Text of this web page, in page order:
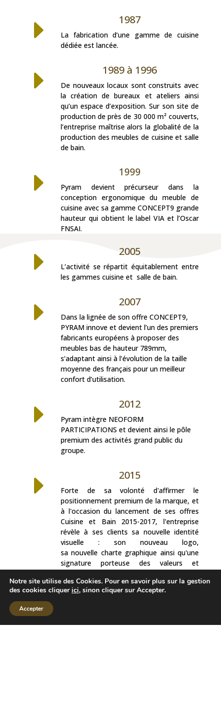
E 1987
La fabrication d’une gamme de cuisine
dédiée est lancée.
E 1989 à 1996
De nouveaux locaux sont construits avec
la création de bureaux et ateliers ainsi
qu’un espace d’exposition. Sur son site de
production de près de 30 000 m² couverts,
l’entreprise maîtrise alors la globalité de la
production des meubles de cuisine et salle
de bain.
E 1999
Pyram devient précurseur dans la
conception ergonomique du meuble de
cuisine avec sa gamme CONCEPT9 grande
hauteur qui obtient le label VIA et l’Oscar
FNSAI.
E 2005
L’activité se répartit équitablement entre
les gammes cuisine et salle de bain.
E 2007
Dans la lignée de son offre CONCEPT9,
PYRAM innove et devient l’un des premiers
fabricants européens à proposer des
meubles bas de hauteur 789mm,
s’adaptant ainsi à l’évolution de la taille
moyenne des français pour un meilleur
confort d’utilisation.
E 2012
Pyram intègre NEOFORM
PARTICIPATIONS et devient ainsi le pôle
premium des activités grand public du
groupe.
E 2015
Forte de sa volonté d'affirmer le
positionnement premium de la marque, et
à l'occasion du lancement de ses offres
Cuisine et Bain 2015-2017, l'entreprise
révèle à ses clients sa nouvelle identité
visuelle : son nouveau logo,
sa nouvelle charte graphique ainsi qu'une
signature porteuse des valeurs et
Notre site utilise des Cookies. Pour en savoir plus sur la gestion
des cookies cliquerici, sinon cliquer sur Accepter.
Accepter